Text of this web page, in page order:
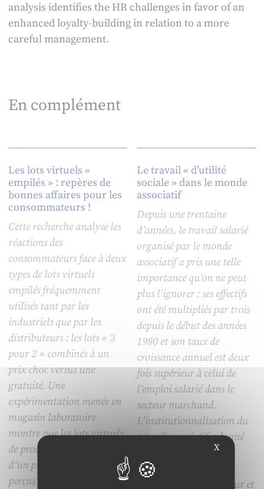
analysis identifies the HR challenges in favor of an
enhanced loyalty-building in relation to a more
careful management.
En complément
Les lots virtuels «
empilés » : repères de
bonnes affaires pour les
consommateurs !
Cette recherche analyse les
réactions des
consommateurs face à deux
types de lots virtuels
empilés fréquemment
utilisés tant par les
industriels que par les
distributeurs : les lots « 3
pour 2 » combinés à un
prix choc versus une
gratuité. Une
expérimentation menée en
magasin laboratoire
montre que les lots virtuels
de produits bénéficiant
d’un prix choc sont mieux
perçus que ceux assortis
Le travail « d’utilité
sociale » dans le monde
associatif
Depuis une trentaine
d’années, le travail salarié
organisé par le monde
associatif a pris une telle
importance qu’on ne peut
plus l’ignorer : ses effectifs
ont été multipliés par trois
depuis le début des années
1980 et son taux de
croissance annuel est deux
fois supérieur à celui de
l’emploi salarié dans le
secteur marchand.
L’institutionnalisation du
travail associatif a donné
lieu à la formalisation
croissante de pratiques
d’évaluation de sa valeur et
X